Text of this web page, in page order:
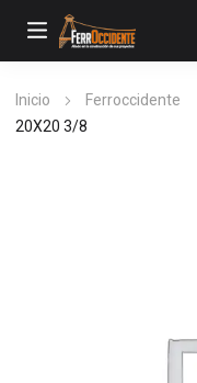
Inicio Ferroccidente
20X20 3/8